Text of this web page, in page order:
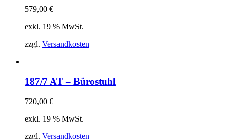
579,00 €
exkl. 19 % MwSt.
zzgl. Versandkosten
187/7 AT – Bürostuhl
720,00 €
exkl. 19 % MwSt.
zzgl. Versandkosten